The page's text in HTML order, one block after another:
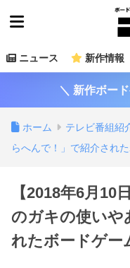
ニュース 新作情報
＼ 新作ボー
ホーム テレビ番組紹
らへんで！」で紹介され
【2018年6月10
のガキの使いや
れたボードゲー